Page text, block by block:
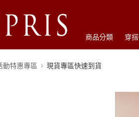
商品分類 穿
動特惠專區 現貨專區快速到貨